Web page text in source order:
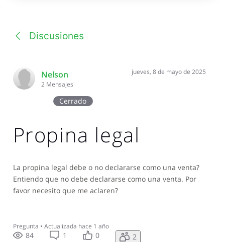
Discusiones
Nelson
2 Mensajes
jueves, 8 de mayo de 2025
Cerrado
Propina legal
La propina legal debe o no declararse como una venta?
Entiendo que no debe declararse como una venta. Por
favor necesito que me aclaren?
Pregunta • Actualizada hace 1 año
84 1 0 2